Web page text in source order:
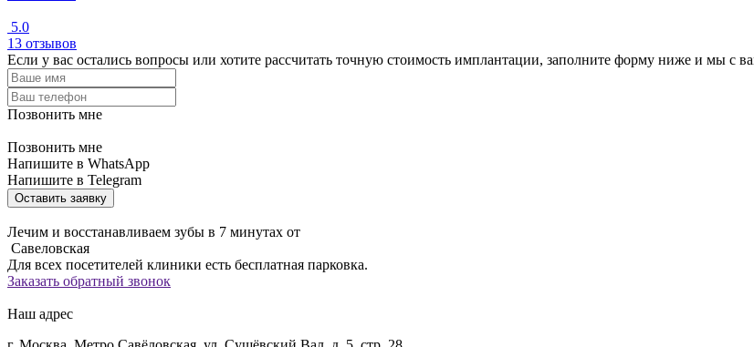
5.0
13 отзывов
Если у вас остались вопросы или хотите рассчитать точную стоимость имплантации, заполните форму ниже и мы с
Позвонить мне
Позвонить мне
Напишите в WhatsApp
Напишите в Telegram
Оставить заявку
Лечим и восстанавливаем зубы в 7 минутах от
Савеловская
Для всех посетителей клиники есть бесплатная парковка.
Заказать обратный звонок
Наш адрес